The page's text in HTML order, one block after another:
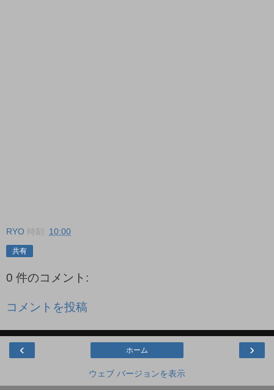
RYO 時刻: 10:00
共有
0 件のコメント:
コメントを投稿
‹ ›
ホーム
ウェブ バージョンを表示